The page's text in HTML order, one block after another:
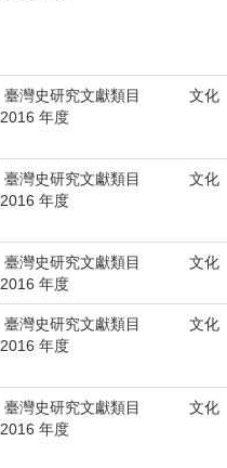
臺灣史研究文獻類目
2016 年度
文化
臺灣史研究文獻類目
2016 年度
文化
臺灣史研究文獻類目
2016 年度
文化
臺灣史研究文獻類目
2016 年度
文化
臺灣史研究文獻類目
2016 年度
文化